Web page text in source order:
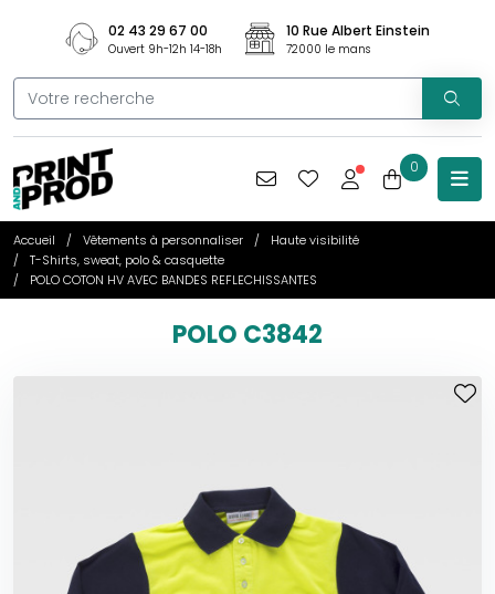
02 43 29 67 00
Ouvert 9h-12h 14-18h
10 Rue Albert Einstein
72000 le mans
0
Accueil Vêtements à personnaliser
Haute visibilité
T-Shirts, sweat, polo & casquette
POLO COTON HV AVEC BANDES REFLECHISSANTES
POLO C3842